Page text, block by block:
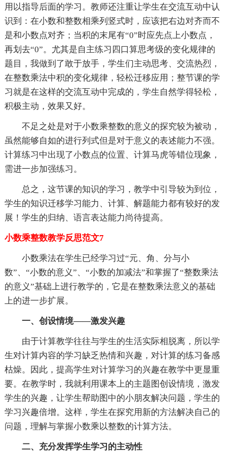
用以指导后面的学习。教师还注重让学生在交流互动中认
识到：在小数和整数相乘列竖式时，应该把右边对齐而不
是和小数点对齐；当积的末尾有“0”时应先点上小数点，
再划去“0”。尤其是自主练习四口算思考级的变化规律的
题目，我做到了敢于放手，学生们主动思考、交流热烈，
在整数乘法中积的变化规律，轻松迁移应用；整节课的学
习就是在这样的交流互动中完成的，学生自然学得轻松，
积极主动，效果又好。
不足之处是对于小数乘整数的意义的探究较为被动，
虽然能够自如的进行列式但是对于意义的表述能力不强。
计算练习中出现了小数点的位置、计算马虎等错位现象，
需进一步加强练习。
总之，这节课的知识的学习，教学中引导较为到位，
学生的知识迁移学习能力、计算、解题能力都有较好的发
展！学生的归纳、语言表达能力尚待提高。
小数乘整数教学反思范文7
小数乘法在学生已经学习过“元、角、分与小
数”、“小数的意义”、“小数的加减法”和掌握了“整数乘法
的意义”基础上进行教学的，它是在整数乘法意义的基础
上的进一步扩展。
一、创设情境——激发兴趣
由于计算教学往往与学生的生活实际相脱离，所以学
生对计算内容的学习缺乏热情和兴趣，对计算的练习备感
枯燥。因此，提高学生对计算学习的兴趣在教学中更显重
要。在教学时，我就利用课本上的主题图创设情境，激发
学生的兴趣，让学生帮助图中的小朋友解决问题，学生的
学习兴趣倍增。这样，学生在探究用新的方法解决自己的
问题，理解与掌握小数乘以整数的计算方法。
二、充分发挥学生学习的主动性